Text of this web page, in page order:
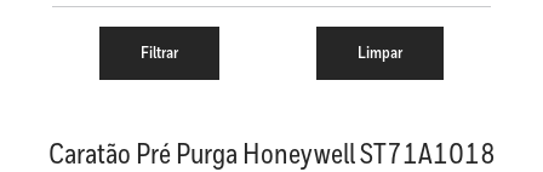
Caratão Pré Purga Honeywell ST71A1018